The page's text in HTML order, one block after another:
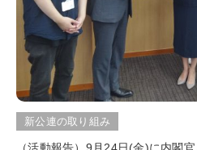
新公連の取り組み